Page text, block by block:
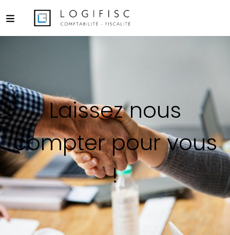
Laissez nous
compter pour vous
!